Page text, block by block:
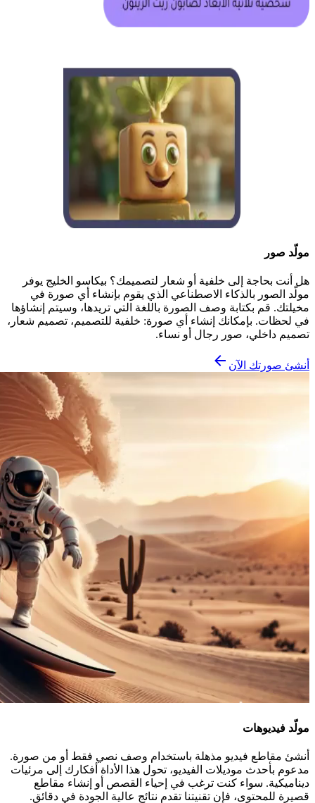
مولّد صور
هل أنت بحاجة إلى خلفية أو شعار لتصميمك؟ بيكاسو الخليج يوفر
مولّد الصور بالذكاء الاصطناعي الذي يقوم بإنشاء أي صورة في
مخيلتك. قم بكتابة وصف الصورة باللغة التي تريدها، وسيتم إنشاؤها
في لحظات. بإمكانك إنشاء أي صورة: خلفية للتصميم، تصميم شعار،
تصميم داخلي، صور رجال أو نساء.
أنشئ صورتك الآن
مولّد فيديوهات
أنشئ مقاطع فيديو مذهلة باستخدام وصف نصي فقط أو من صورة.
مدعوم بأحدث موديلات الفيديو، تحول هذا الأداة أفكارك إلى مرئيات
ديناميكية. سواء كنت ترغب في إحياء القصص أو إنشاء مقاطع
قصيرة للمحتوى، فإن تقنيتنا تقدم نتائج عالية الجودة في دقائق.